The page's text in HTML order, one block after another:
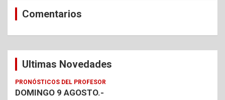
Comentarios
Ultimas Novedades
PRONÓSTICOS DEL PROFESOR
DOMINGO 9 AGOSTO.-